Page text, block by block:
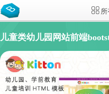
儿童类幼儿园网站前端